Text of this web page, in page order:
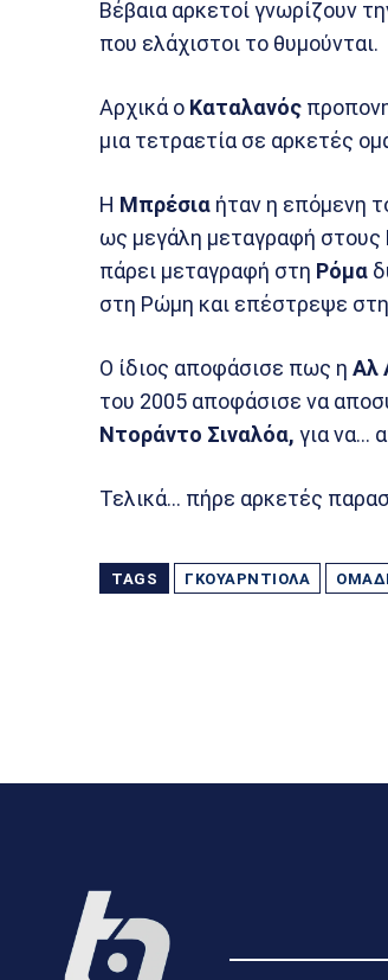
Βέβαια αρκετοί γνωρίζουν
που ελάχιστοι το θυμούνται.
Αρχικά ο Καταλανός
μια τετραετία σε αρκετές
Η Μπρέσια ήταν η επόμενη
ως μεγάλη μεταγραφή στους
πάρει μεταγραφή στη Ρόμα
στη Ρώμη και επέστρεψε
Ο ίδιος αποφάσισε πως η Αλ
του 2005 αποφάσισε να
Ντοράντο Σιναλόα, για να…
Τελικά… πήρε αρκετές
TAGS ΓΚΟΥΑΡΝΤΙΌΛΑ